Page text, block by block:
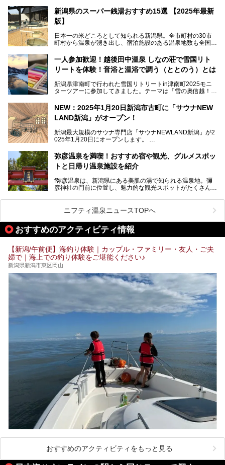
た全域にわたって月岡、赤倉、松之山、燕、妙高、岩室など
など、古くは文豪にも愛された歴史ある老舗温泉地が多いこ
とで知られています。
めに訪れたい、新潟県内にあるスキー場そばの温泉地をまと
めました。
新潟県のスーパー銭湯おすすめ15選 【2025年最新
版】
日本一の米どころとして知られる新潟県。全市町村の30市
町村から温泉が湧き出し、宿泊施設のある温泉地数も全国有
温泉が利用ができる宿泊施設も多く、スーパー銭湯も多彩な
サービスを提供する施設がいろいろ。
観光やレジャーに温泉を組み合わせれば、旅はさらに充実し
します。
一人参加歓迎！越後田中温泉 しなの荘で雪国リト
リートを体験！音浴と温浴で調う（ととのう）とは
新潟県津南町で行われた雪国リトリートin津南町2025モニ
ターツアーに参加してきました。テーマは「雪の奥信越！音
温泉ライターとして「温浴」は頻繁に体験していますが、
「音浴」とは果たしてどんな体験なのでしょう？とても気に
なお、宿泊した温泉は日帰り入浴もできる秘湯「越後田中温
泉 しなの荘」です。こちらについても詳しく紹介します。
提供元：一般社団法人 雪国観光舎【PR】
す。
NEW：2025年1月20日新潟市古町に「サウナNEW
LAND新潟」がオープン！
新潟最大規模のサウナ専門店「サウナNEWLAND新潟」が2
025年1月20日にオープンします。
街に再び笑顔と賑わいを取り戻し、新たなランドマークとし
て地域活性化を目指します。
サウナ室のテーマは「海賊船」‥⁉ ユニークなサウナ室を
弥彦温泉を満喫！おすすめ宿や観光、グルメスポッ
トと日帰り温泉施設を紹介
f弥彦温泉は、新潟県にある美肌の湯で知られる温泉地。彌
彦神社の門前に位置し、魅力的な観光スポットがたくさんあ
この記事では、弥彦温泉の宿泊に最適なおすすめ宿や、日帰
り施設、グルメスポット、弥彦の自然を堪能できる観光スポ
ットをご紹介します。初めての弥彦温泉旅行を計画している
方に向けて、弥彦温泉の魅力を存分にお伝えしますので、ぜ
ひ参考にしてみてくださいね！
ニフティ温泉ニュースTOPへ
おすすめのアクティビティ情報
【新潟/午前便】海釣り体験｜カップル・ファミリー・友人・ご夫
婦で｜海上での釣り体験をご堪能ください♪
新潟県新潟市東区岡山
おすすめのアクティビティをもっと見る